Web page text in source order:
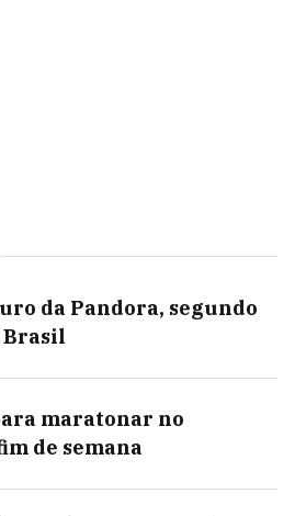
da Pandora, segundo
Brasil
maratonar no
de semana